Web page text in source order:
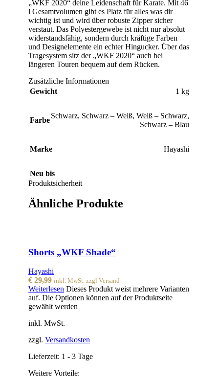
„WKF 2020“ deine Leidenschaft für Karate. Mit 46
l Gesamtvolumen gibt es Platz für alles was dir
wichtig ist und wird über robuste Zipper sicher
verstaut. Das Polyestergewebe ist nicht nur absolut
widerstandsfähig, sondern durch kräftige Farben
und Designelemente ein echter Hingucker. Über das
Tragesystem sitz der „WKF 2020“ auch bei
längeren Touren bequem auf dem Rücken.
Zusätzliche Informationen
Gewicht
1 kg
Farbe
Schwarz, Schwarz – Weiß, Weiß – Schwarz,
Schwarz – Blau
Marke Hayashi
Neu bis
Produktsicherheit
Ähnliche Produkte
Shorts „WKF Shade“
Hayashi
€ 29,99 inkl. MwSt. zzgl Versand
Weiterlesen Dieses Produkt weist mehrere Varianten
auf. Die Optionen können auf der Produktseite
gewählt werden
inkl. MwSt.
zzgl. Versandkosten
Lieferzeit: 1 - 3 Tage
Weitere Vorteile: